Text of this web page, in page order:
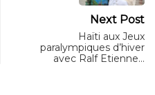
Next Post
Haïti aux Jeux
paralympiques d’hiver
avec Ralf Etienne…